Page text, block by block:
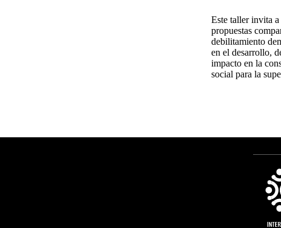
Este taller invita a
propuestas
debilitamiento
en el desarrollo,
impacto en la
social para la